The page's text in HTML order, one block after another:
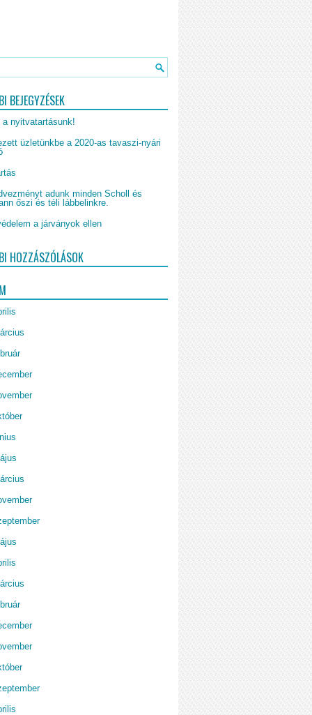
BEJEGYZÉSEK
nyitvatartásunk!
üzletünkbe a 2020-as tavaszi-nyári
adunk minden Scholl és
őszi és téli lábbelinkre.
a járványok ellen
HOZZÁSZÓLÁSOK